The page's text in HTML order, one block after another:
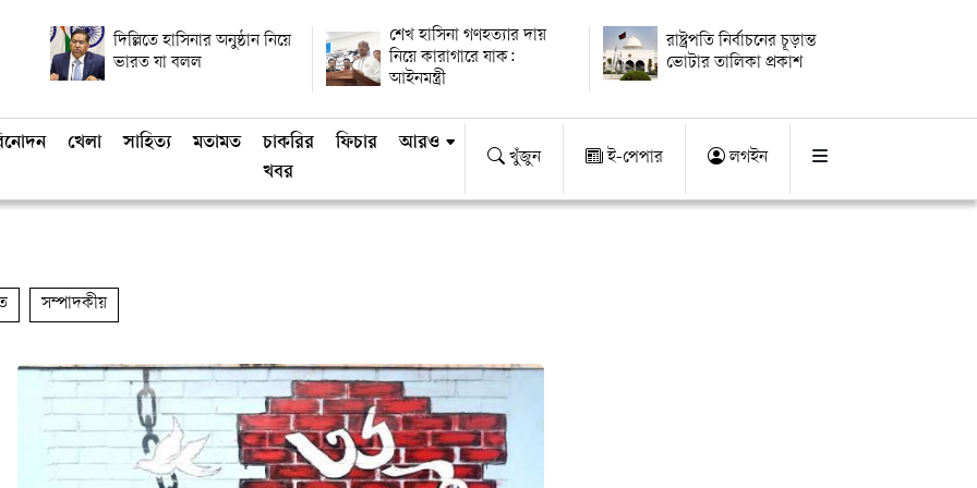
দিল্লিতে হাসিনার অনুষ্ঠান নিয়ে
ভারত যা বলল
শেখ হাসিনা গণহত্যার দায়
নিয়ে কারাগারে যাক:
আইনমন্ত্রী
রাষ্ট্রপতি নির্বাচনের চূড়ান্ত
ভোটার তালিকা প্রকাশ
খেলা সাহিত্য মতামত
চাকরির
খবর
ফিচার আরও
খুঁজুন ই-পেপার লগইন
সম্পাদকীয়